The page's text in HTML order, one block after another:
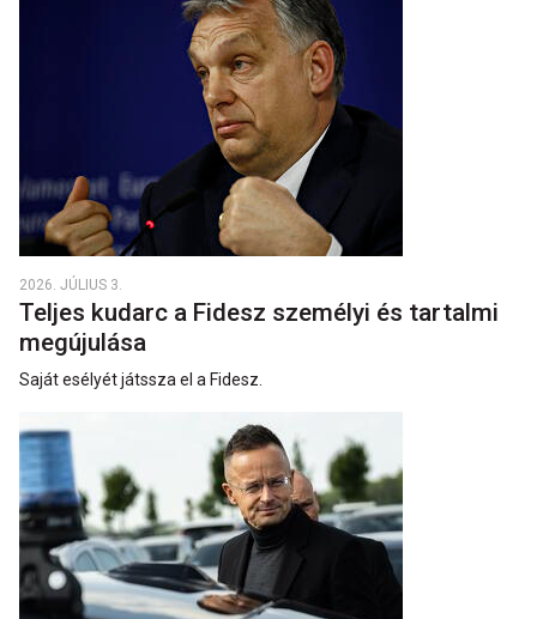
2026. JÚLIUS 3.
Teljes kudarc a Fidesz személyi és tartalmi
megújulása
Saját esélyét játssza el a Fidesz.